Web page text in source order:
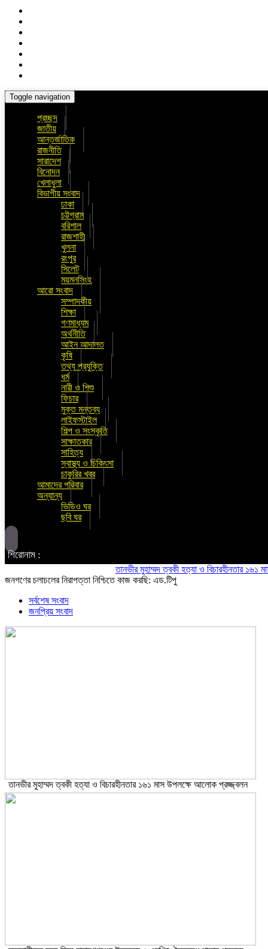
Toggle navigation
প্রচ্ছদ
জাতীয়
আন্তর্জাতিক
রাজনীতি
সারাদেশ
বিনোদন
খেলাধুলা
বিভাগীয় সংবাদ
ঢাকা
চট্টগ্রাম
বরিশাল
রাজশাহী
খুলনা
রংপুর
সিলেট
ময়মনসিংহ
আরো সংবাদ
সম্পাদকীয়
শিক্ষা
গণমাধ্যম
অর্থনীতি
আইন আদালত
কৃষি
তথ্য প্রযুক্তি
ধর্ম
নারী ও শিশু
ফিচার
মুক্ত মন্তব্য
লাইফস্টাইল
শিল্প ও সংস্কৃতি
সাক্ষাতকার
সাহিত্য
স্বাস্থ্য ও চিকিৎসা
চাকুরির খবর
আমাদের পরিবার
অন্যান্য
ভিডিও ঘর
ছবি ঘর
শিরোনাম :
তানভীর মুহাম্মদ ত্বকী হত্যা ও বিচারহীনতার ১৬১ মাস
জনগণের চলাচলের নিরাপত্তা নিশ্চিতে কাজ করছি: এড.টিপু
সর্বশেষ সংবাদ
জনপ্রিয় সংবাদ
তানভীর মুহাম্মদ ত্বকী হত্যা ও বিচারহীনতার ১৬১ মাস উপলক্ষে আলোক প্রজ্জ্বলন